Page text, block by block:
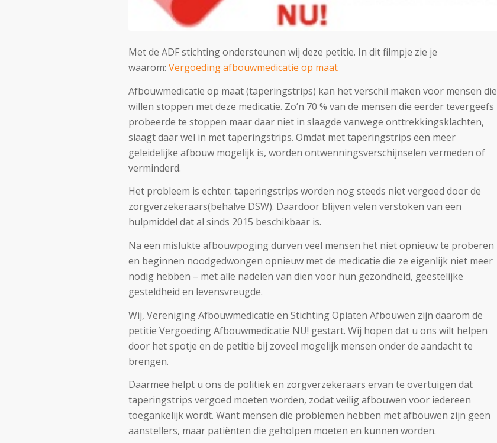
Met de ADF stichting ondersteunen wij deze petitie. In dit filmpje zie je
waarom: Vergoeding afbouwmedicatie op maat
Afbouwmedicatie op maat (taperingstrips) kan het verschil maken voor mensen die
willen stoppen met deze medicatie. Zo’n 70 % van de mensen die eerder tevergeefs
probeerde te stoppen maar daar niet in slaagde vanwege onttrekkingsklachten,
slaagt daar wel in met taperingstrips. Omdat met taperingstrips een meer
geleidelijke afbouw mogelijk is, worden ontwenningsverschijnselen vermeden of
verminderd.
Het probleem is echter: taperingstrips worden nog steeds niet vergoed door de
zorgverzekeraars(behalve DSW). Daardoor blijven velen verstoken van een
hulpmiddel dat al sinds 2015 beschikbaar is.
Na een mislukte afbouwpoging durven veel mensen het niet opnieuw te proberen
en beginnen noodgedwongen opnieuw met de medicatie die ze eigenlijk niet meer
nodig hebben – met alle nadelen van dien voor hun gezondheid, geestelijke
gesteldheid en levensvreugde.
Wij, Vereniging Afbouwmedicatie en Stichting Opiaten Afbouwen zijn daarom de
petitie Vergoeding Afbouwmedicatie NU! gestart. Wij hopen dat u ons wilt helpen
door het spotje en de petitie bij zoveel mogelijk mensen onder de aandacht te
brengen.
Daarmee helpt u ons de politiek en zorgverzekeraars ervan te overtuigen dat
taperingstrips vergoed moeten worden, zodat veilig afbouwen voor iedereen
toegankelijk wordt. Want mensen die problemen hebben met afbouwen zijn geen
aanstellers, maar patiënten die geholpen moeten en kunnen worden.